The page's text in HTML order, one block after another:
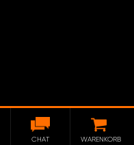
CHAT WARENKORB